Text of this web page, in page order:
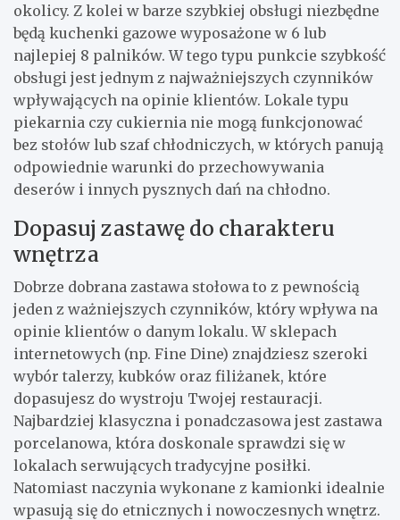
okolicy. Z kolei w barze szybkiej obsługi niezbędne
będą kuchenki gazowe wyposażone w 6 lub
najlepiej 8 palników. W tego typu punkcie szybkość
obsługi jest jednym z najważniejszych czynników
wpływających na opinie klientów. Lokale typu
piekarnia czy cukiernia nie mogą funkcjonować
bez stołów lub szaf chłodniczych, w których panują
odpowiednie warunki do przechowywania
deserów i innych pysznych dań na chłodno.
Dopasuj zastawę do charakteru
wnętrza
Dobrze dobrana zastawa stołowa to z pewnością
jeden z ważniejszych czynników, który wpływa na
opinie klientów o danym lokalu. W sklepach
internetowych (np. Fine Dine) znajdziesz szeroki
wybór talerzy, kubków oraz filiżanek, które
dopasujesz do wystroju Twojej restauracji.
Najbardziej klasyczna i ponadczasowa jest zastawa
porcelanowa, która doskonale sprawdzi się w
lokalach serwujących tradycyjne posiłki.
Natomiast naczynia wykonane z kamionki idealnie
wpasują się do etnicznych i nowoczesnych wnętrz.